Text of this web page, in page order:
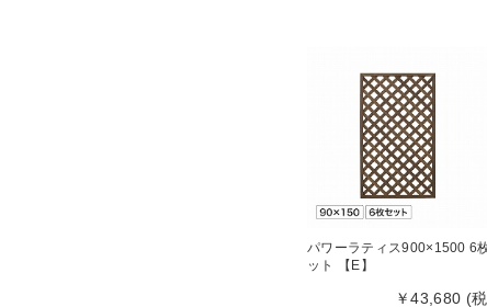
パワーラティス900×1500 6
ット 【E】
￥43,680 (